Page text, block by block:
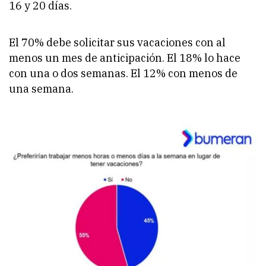
16 y 20 días.
El 70% debe solicitar sus vacaciones con al
menos un mes de anticipación. El 18% lo hace
con una o dos semanas. El 12% con menos de
una semana.